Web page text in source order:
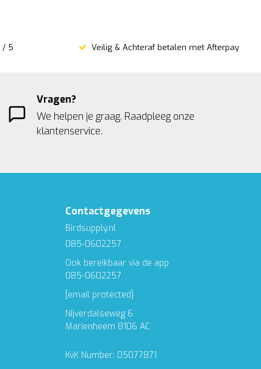
/ 5 Veilig & Achteraf betalen met Afterpay
Vragen?
We helpen je graag. Raadpleeg onze
klantenservice.
Contactgegevens
Birdsupply.nl
085-0602257
Ook bereikbaar via de app
085-0602257
[email protected]
Nijverdalseweg 6
Marienheem 8106 AC
KvK Number: 05077871